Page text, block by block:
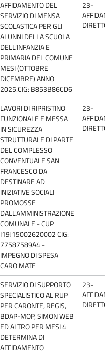
AFFIDAMENTO DEL
SERVIZIO DI MENSA
SCOLASTICA PER GLI
ALUNNI DELLA SCUOLA
DELL’INFANZIA E
PRIMARIA DEL COMUNE
MESI (OTTOBRE
DICEMBRE) ANNO
2025.CIG: B853B86CD6
23-
DIRETTO
LAVORI DI RIPRISTINO
FUNZIONALE E MESSA
IN SICUREZZA
STRUTTURALE DI PARTE
DEL COMPLESSO
CONVENTUALE SAN
FRANCESCO DA
DESTINARE AD
INIZIATIVE SOCIALI
PROMOSSE
DALL'AMMINISTRAZIONE
COMUNALE - CUP
I19J15002620002 CIG:
77587589A4 -
IMPEGNO DI SPESA
CARO MATE
23-
DIRETTO
SERVIZIO DI SUPPORTO
SPECIALISTICO AL RUP
PER CARONTE, REGIS,
BDAP-MOP, SIMON WEB
ED ALTRO PER MESI 4
DETERMINA DI
AFFIDAMENTO
23-
DIRETTO